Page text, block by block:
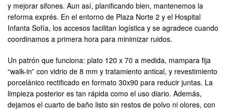
y mejorar sifones. Aun así, planificando bien, mantenemos la
reforma exprés. En el entorno de Plaza Norte 2 y el Hospital
Infanta Sofía, los accesos facilitan logística y se agradece cuando
coordinamos a primera hora para minimizar ruidos.
Un patrón que funciona: plato 120 x 70 a medida, mampara fija
“walk-in” con vidrio de 8 mm y tratamiento antical, y revestimiento
porcelánico rectificado en formato 30x90 para reducir juntas. La
limpieza posterior es tan rápida como el uso diario. Además,
dejamos el cuarto de baño listo sin restos de polvo ni olores, con